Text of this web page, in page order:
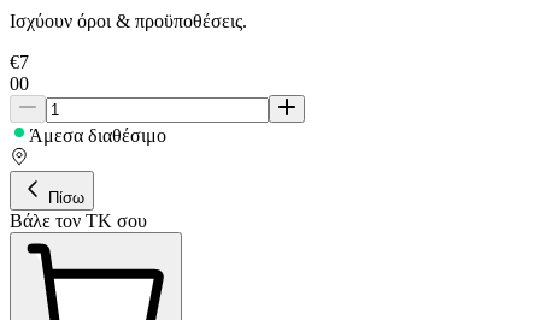
Ισχύουν όροι & προϋποθέσεις.
€7
00
Άμεσα διαθέσιμο
Πίσω
Βάλε τον ΤΚ σου